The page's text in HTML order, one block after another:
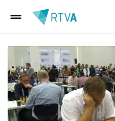
drag_handle